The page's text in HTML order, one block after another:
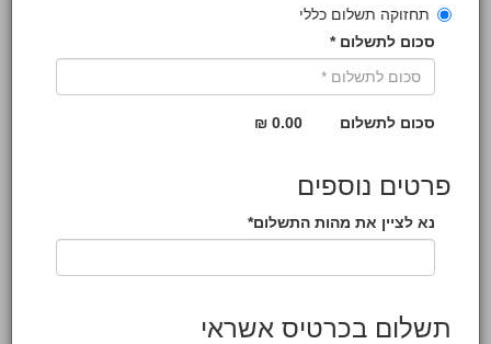
תחזוקה תשלום כללי
סכום לתשלום *
סכום לתשלום 0.00 ₪
פרטים נוספים
נא לציין את מהות התשלום*
תשלום בכרטיס אשראי